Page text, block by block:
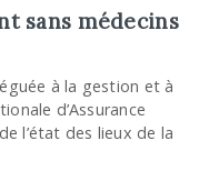
sans médecins
à la gestion et à
d’Assurance
l’état des lieux de la